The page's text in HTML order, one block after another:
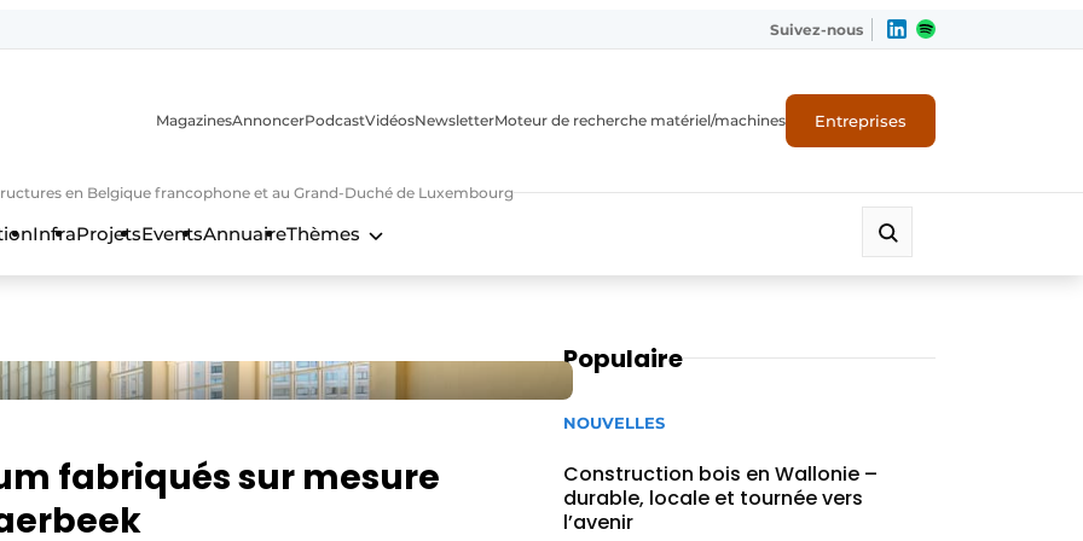
Suivez-nous
en Belgique francophone et au Grand-Duché de Luxembourg
MagazinesAnnoncerPodcastVidéosNewsletterMoteur de recherche matériel/machines Entreprises
InfraProjetsEventsAnnuaireThèmes
fabriqués sur mesure
Populaire
NOUVELLES
Construction bois en Wallonie –
durable, locale et tournée vers
l’avenir